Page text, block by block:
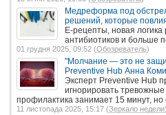
Медреформа под
решений, которые
Е-рецепты, новая
антибиотиков и больше
01 грудня 2025, 09:52 (Обозреватель)
"Молчание — это не
Preventive Hub Анна
Эксперт Preventive Hub
игнорировать
профилактика занимает 15 минут, но
11 листопада 2025, 15:17 (Зеркало недели)